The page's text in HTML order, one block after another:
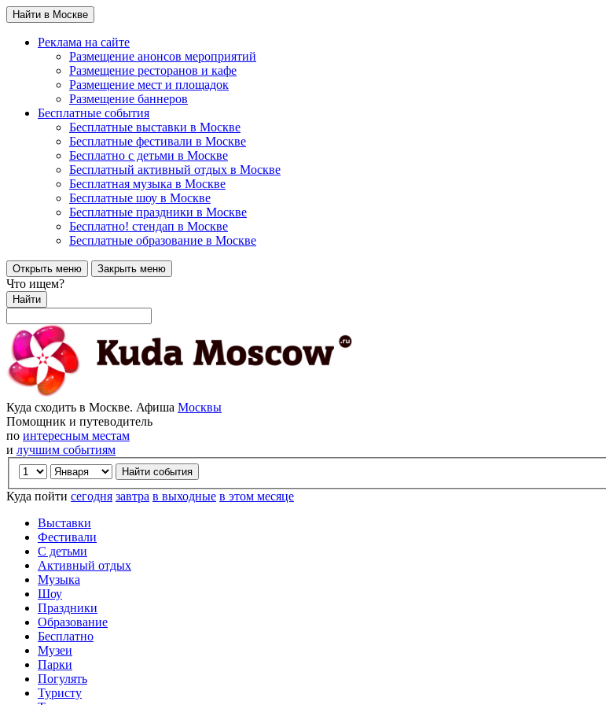
Найти в Москве
Реклама на сайте
Размещение анонсов мероприятий
Размещение ресторанов и кафе
Размещение мест и площадок
Размещение баннеров
Бесплатные события
Бесплатные выставки в Москве
Бесплатные фестивали в Москве
Бесплатно с детьми в Москве
Бесплатный активный отдых в Москве
Бесплатная музыка в Москве
Бесплатные шоу в Москве
Бесплатные праздники в Москве
Бесплатно! стендап в Москве
Бесплатные образование в Москве
Открыть меню Закрыть меню
Что ищем?
Найти
Куда сходить в Москве. Афиша Москвы
Помощник и путеводитель
по интересным местам
и лучшим событиям
Куда пойти сегодня завтра в выходные в этом месяце
Выставки
Фестивали
С детьми
Активный отдых
Музыка
Шоу
Праздники
Образование
Бесплатно
Музеи
Парки
Погулять
Туристу